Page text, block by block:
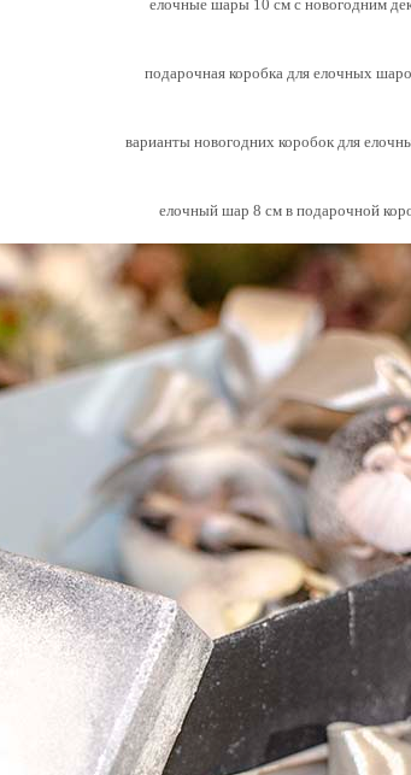
елочные шары 10 см с новогодним
подарочная коробка для елочных
варианты новогодних коробок для
елочный шар 8 см в подарочной